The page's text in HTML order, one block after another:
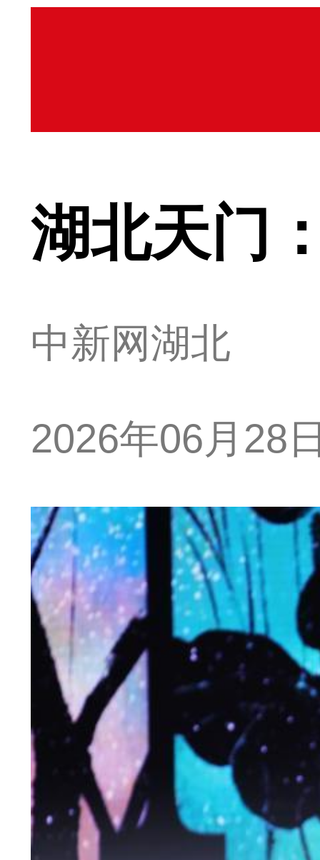
湖北天门
中新网湖北
2026年06月28